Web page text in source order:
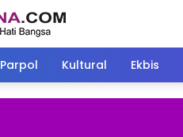
Parpol Kultural Ekbis